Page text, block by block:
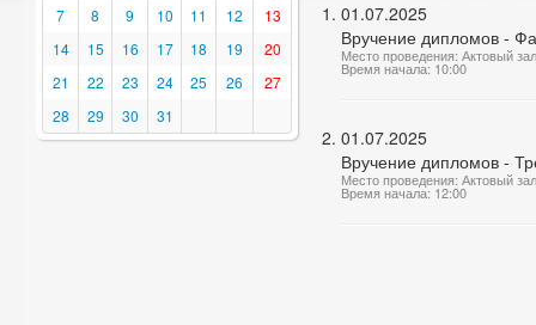
7
8 9 10 11 12
13
14
15 16 17 18 19
20
21
22 23 24 25 26
27
28
29 30 31
01.07.2025
Вручение дипломов -
Место проведения: Актовый
Время начала: 10:00
01.07.2025
Вручение дипломов -
Место проведения: Актовый
Время начала: 12:00